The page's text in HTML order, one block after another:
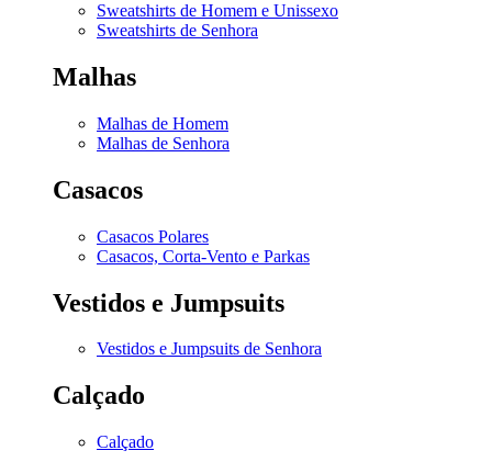
Sweatshirts de Homem e Unissexo
Sweatshirts de Senhora
Malhas
Malhas de Homem
Malhas de Senhora
Casacos
Casacos Polares
Casacos, Corta-Vento e Parkas
Vestidos e Jumpsuits
Vestidos e Jumpsuits de Senhora
Calçado
Calçado